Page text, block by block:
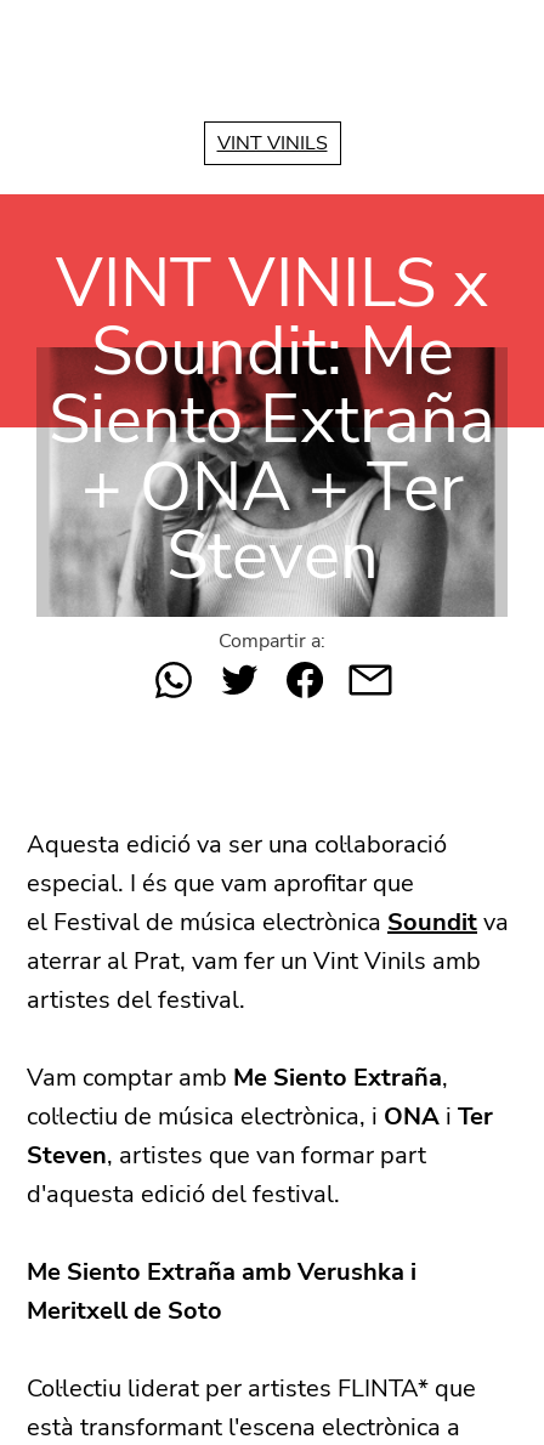
VINT VINILS
VINT VINILS x
Soundit: Me
Siento Extraña
+ ONA + Ter
Steven
Compartir a:
Aquesta edició va ser una col·laboració
especial. I és que vam aprofitar que
el Festival de música electrònica Sounditva
aterrar al Prat, vam fer un Vint Vinils amb
artistes del festival.
Vam comptar amb Me Siento Extraña,
col·lectiu de música electrònica, i ONA i Ter
Steven, artistes que van formar part
d'aquesta edició del festival.
Me Siento Extraña amb Verushka i
Meritxell de Soto
Col·lectiu liderat per artistes FLINTA* que
està transformant l'escena electrònica a